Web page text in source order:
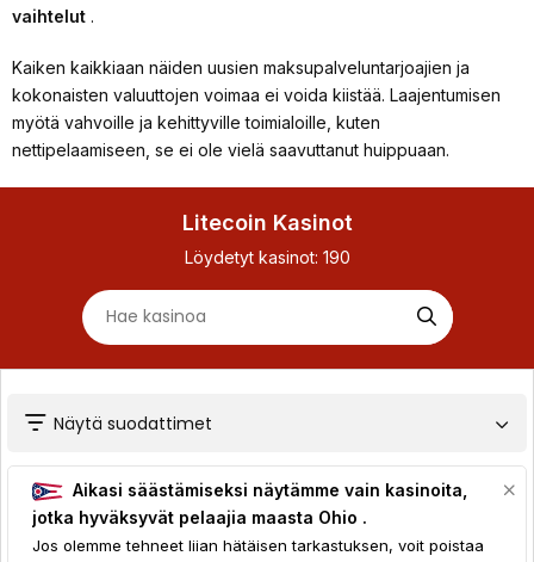
vaihtelut .
Kaiken kaikkiaan näiden uusien maksupalveluntarjoajien ja
kokonaisten valuuttojen voimaa ei voida kiistää. Laajentumisen
myötä vahvoille ja kehittyville toimialoille, kuten
nettipelaamiseen, se ei ole vielä saavuttanut huippuaan.
Litecoin Kasinot
Löydetyt kasinot: 190
Näytä suodattimet
Aikasi säästämiseksi näytämme vain kasinoita,
jotka hyväksyvät pelaajia maasta Ohio .
Jos olemme tehneet liian hätäisen tarkastuksen, voit poistaa